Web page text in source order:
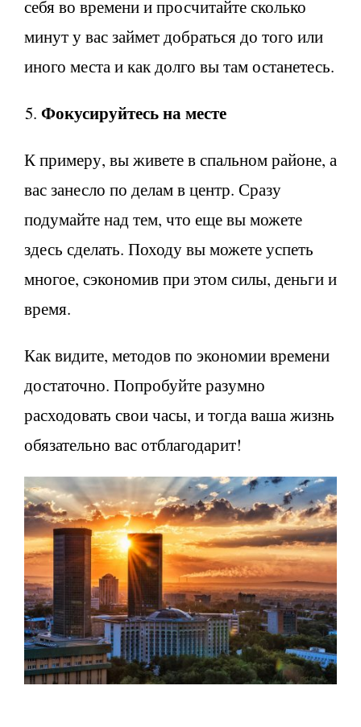
себя во времени и просчитайте сколько
минут у вас займет добраться до того или
иного места и как долго вы там останетесь.
Фокусируйтесь на месте
К примеру, вы живете в спальном районе, а
вас занесло по делам в центр. Сразу
подумайте над тем, что еще вы можете
здесь сделать. Походу вы можете успеть
многое, сэкономив при этом силы, деньги и
время.
Как видите, методов по экономии времени
достаточно. Попробуйте разумно
расходовать свои часы, и тогда ваша жизнь
обязательно вас отблагодарит!